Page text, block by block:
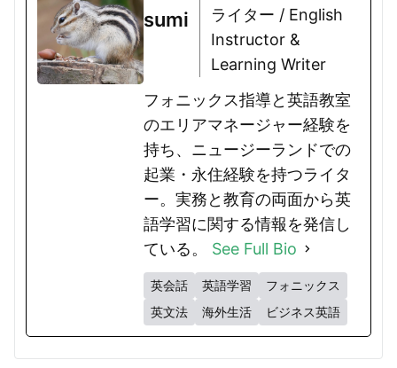
sumi
ライター / English
Instructor &
Learning Writer
フォニックス指導と英語教室
のエリアマネージャー経験を
持ち、ニュージーランドでの
起業・永住経験を持つライタ
ー。実務と教育の両面から英
語学習に関する情報を発信し
ている。 See Full Bio
英会話 英語学習
フォニックス
英文法
海外生活 ビジネス英語